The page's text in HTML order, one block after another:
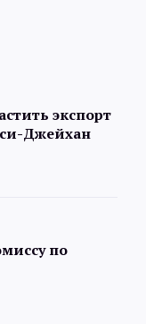
экспорт
Джейхан
по